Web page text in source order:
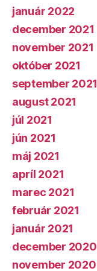
január 2022
december 2021
november 2021
október 2021
september 2021
august 2021
júl 2021
jún 2021
máj 2021
apríl 2021
marec 2021
február 2021
január 2021
december 2020
november 2020